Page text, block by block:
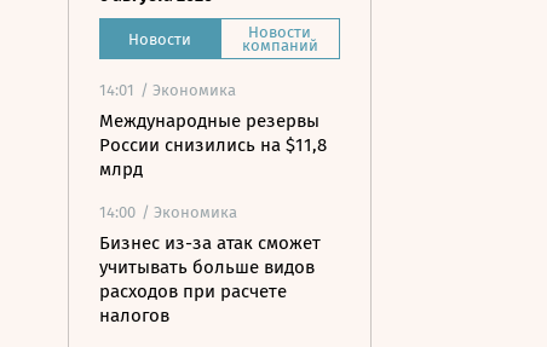
Новости Новости
компаний
14:01 / Экономика
Международные резервы
России снизились на $11,8
млрд
14:00 / Экономика
Бизнес из-за атак сможет
учитывать больше видов
расходов при расчете
налогов